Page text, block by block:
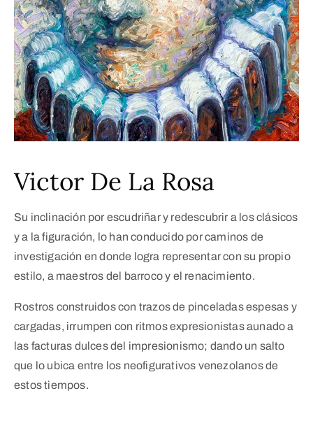
Victor De La Rosa
Su inclinación por escudriñar y redescubrir a los clásicos
y a la figuración, lo han conducido por caminos de
investigación en donde logra representar con su propio
estilo, a maestros del barroco y el renacimiento.
Rostros construidos con trazos de pinceladas espesas y
cargadas, irrumpen con ritmos expresionistas aunado a
las facturas dulces del impresionismo; dando un salto
que lo ubica entre los neofigurativos venezolanos de
estos tiempos.